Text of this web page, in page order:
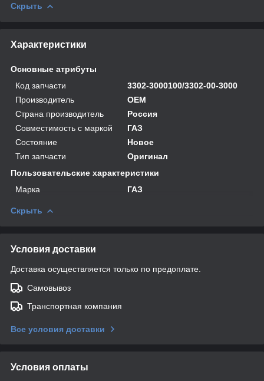
Скрыть
Характеристики
Основные атрибуты
Код запчасти
3302-3000100/3302-00-3000
Производитель
OEM
Страна производитель
Россия
Совместимость с маркой
ГАЗ
Состояние
Новое
Тип запчасти
Оригинал
Пользовательские характеристики
Марка
ГАЗ
Скрыть
Условия доставки
Доставка осуществляется только по предоплате.
Самовывоз
Транспортная компания
Все условия доставки
Условия оплаты